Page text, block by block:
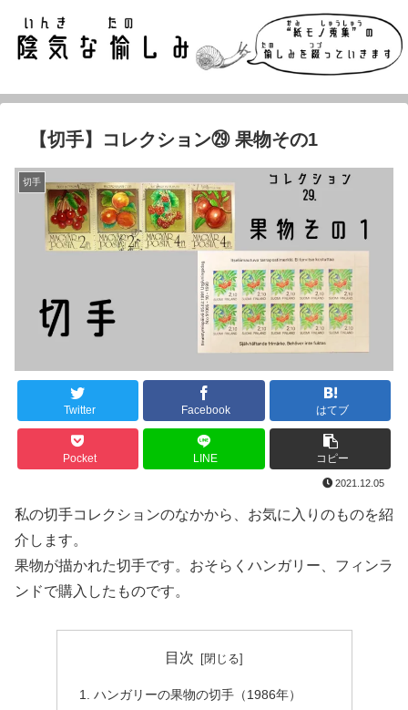
【切手】コレクション㉙ 果物その1
切手
Twitter Facebook はてブ
Pocket LINE コピー
2021.12.05
私の切手コレクションのなかから、お気に入りのものを紹
介します。
果物が描かれた切手です。おそらくハンガリー、フィンラ
ンドで購入したものです。
目次
ハンガリーの果物の切手（1986年）